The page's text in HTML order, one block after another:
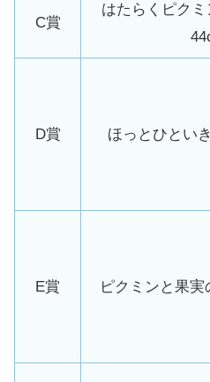
C賞
はたらくピク
D賞 ほっとひとい
E賞 ピクミンと果